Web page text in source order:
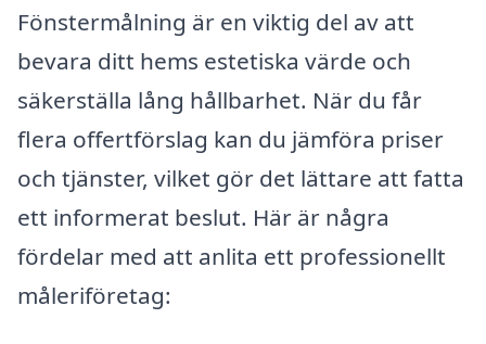
Fönstermålning är en viktig del av att
bevara ditt hems estetiska värde och
säkerställa lång hållbarhet. När du får
flera offertförslag kan du jämföra priser
och tjänster, vilket gör det lättare att fatta
ett informerat beslut. Här är några
fördelar med att anlita ett professionellt
måleriföretag: